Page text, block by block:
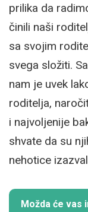
prilika da
činili naši
sa svojim
svega složiti.
nam je uvek
roditelja,
i najvoljenije
shvate da su
nehotice
Možda će vas